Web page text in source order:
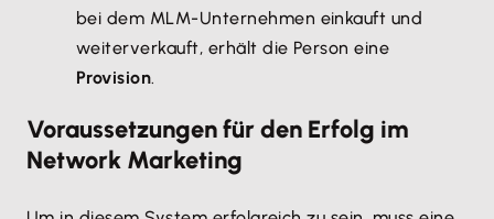
bei dem MLM-Unternehmen einkauft und
weiterverkauft, erhält die Person eine
Provision.
Voraussetzungen für den Erfolg im
Network Marketing